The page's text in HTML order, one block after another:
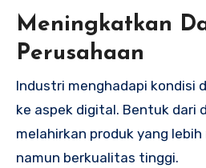
Meningkatkan
Perusahaan
Industri menghadapi kondisi
ke aspek digital. Bentuk dari
melahirkan produk yang
namun berkualitas tinggi.